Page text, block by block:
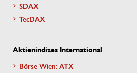
SDAX
TecDAX
Aktienindizes International
Börse Wien: ATX